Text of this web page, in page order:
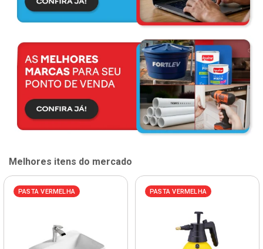
Melhores itens do mercado
PASTA VERMELHA PASTA VERMELHA